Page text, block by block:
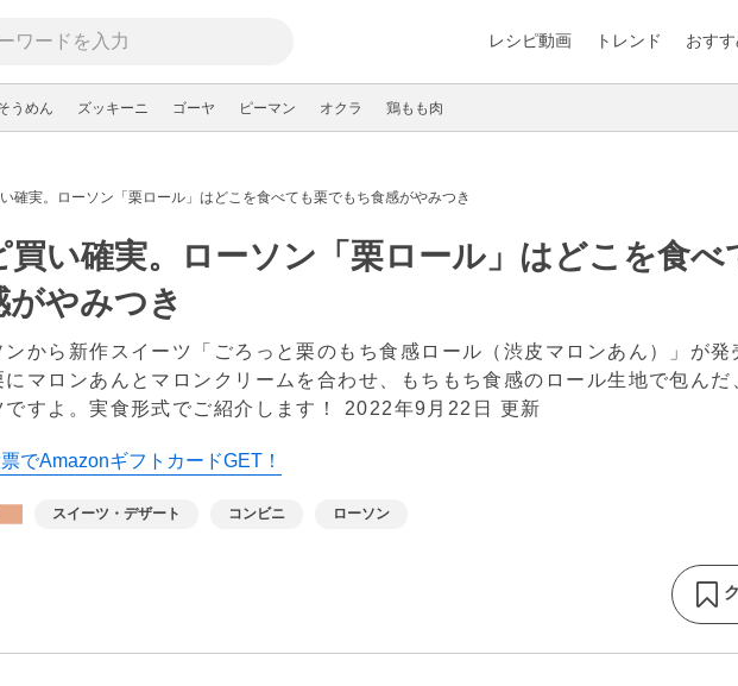
レシピ動画 トレンド おす
うめん ズッキーニ ゴーヤ ピーマン オクラ 鶏もも肉
確実。ローソン「栗ロール」はどこを食べても栗でもち食感がやみつき
買い確実。ローソン「栗ロール」はどこを食べ
がやみつき
ンから新作スイーツ「ごろっと栗のもち食感ロール（渋皮マロンあん）」が発
にマロンあんとマロンクリームを合わせ、もちもち食感のロール生地で包んだ
ですよ。実食形式でご紹介します！ 2022年9月22日 更新
でAmazonギフトカードGET！
スイーツ・デザート コンビニ ローソン